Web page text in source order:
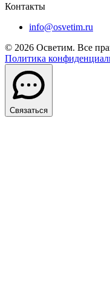
Контакты
info@osvetim.ru
© 2026 Осветим. Все
Политика
Связаться